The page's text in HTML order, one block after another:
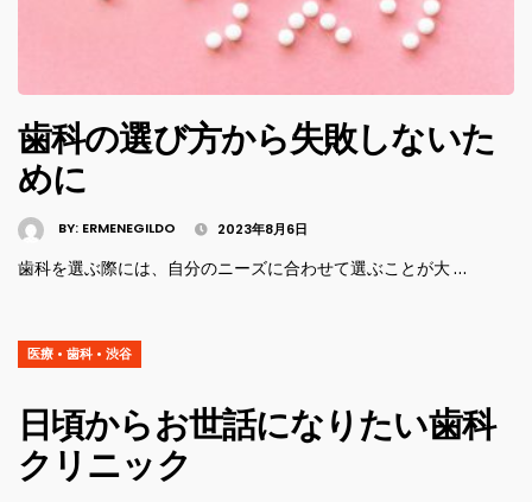
歯科の選び方から失敗しないた
めに
BY: ERMENEGILDO 2023年8月6日
歯科を選ぶ際には、自分のニーズに合わせて選ぶことが大 …
医療 • 歯科 • 渋谷
日頃からお世話になりたい歯科
クリニック